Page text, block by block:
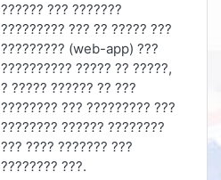
?????? ??? ???????
????????? ??? ?? ????? ???
????????? (web-app) ???
?????????? ????? ?? ?????,
? ????? ?????? ?? ???
???????? ??? ????????? ???
???????? ?????? ????????
??? ???? ??????? ???
???????? ???.